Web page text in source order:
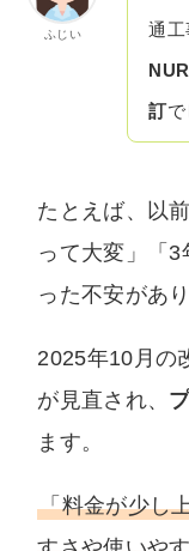
ふじい
通工
訂で
たとえば、以
って大変」「
った不安があ
2025年10月の
が見直され、
ます。
「料金が少し